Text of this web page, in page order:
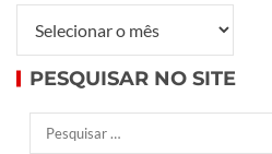
PESQUISAR NO SITE